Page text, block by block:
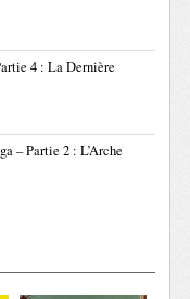
4 : La Dernière
– Partie 2 : L’Arche